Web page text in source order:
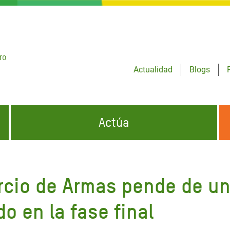
Actualidad
Blogs
Appeal
por la Crisis en
CONÓCENOS
Actúa
de Armas pende de
en la fase final